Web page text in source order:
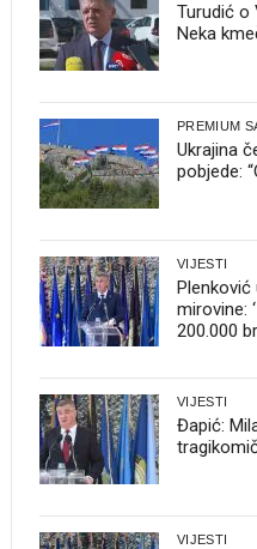
Turudić o
Neka
PREMIUM
Ukrajina
pobjede:
VIJESTI
Plenković
mirovine:
200.000
VIJESTI
Đapić:
VIJESTI